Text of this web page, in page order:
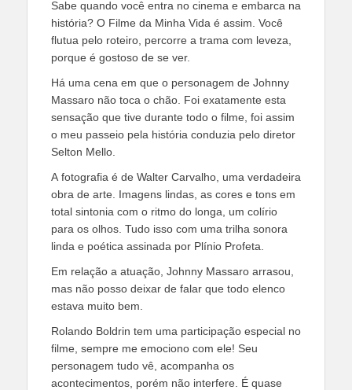
Sabe quando você entra no cinema e embarca na
história? O Filme da Minha Vida é assim. Você
flutua pelo roteiro, percorre a trama com leveza,
porque é gostoso de se ver.
Há uma cena em que o personagem de Johnny
Massaro não toca o chão. Foi exatamente esta
sensação que tive durante todo o filme, foi assim
o meu passeio pela história conduzia pelo diretor
Selton Mello.
A fotografia é de Walter Carvalho, uma verdadeira
obra de arte. Imagens lindas, as cores e tons em
total sintonia com o ritmo do longa, um colírio
para os olhos. Tudo isso com uma trilha sonora
linda e poética assinada por Plínio Profeta.
Em relação a atuação, Johnny Massaro arrasou,
mas não posso deixar de falar que todo elenco
estava muito bem.
Rolando Boldrin tem uma participação especial no
filme, sempre me emociono com ele! Seu
personagem tudo vê, acompanha os
acontecimentos, porém não interfere. É quase